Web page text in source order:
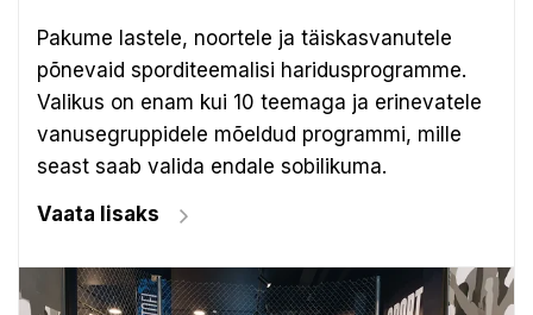
Pakume lastele, noortele ja täiskasvanutele
põnevaid sporditeemalisi haridusprogramme.
Valikus on enam kui 10 teemaga ja erinevatele
vanusegruppidele mõeldud programmi, mille
seast saab valida endale sobilikuma.
Vaata lisaks